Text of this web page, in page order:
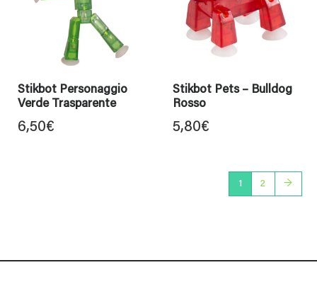
Stikbot Personaggio
Verde Trasparente
6,50€
Stikbot Pets – Bulldog
Rosso
5,80€
1 2 →